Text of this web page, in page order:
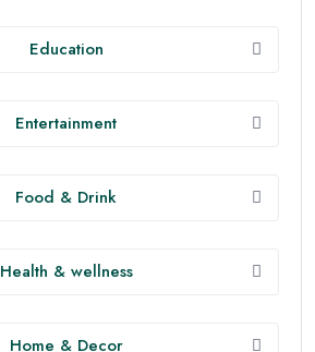
Education
Entertainment
Food & Drink
Health & wellness
Home & Decor